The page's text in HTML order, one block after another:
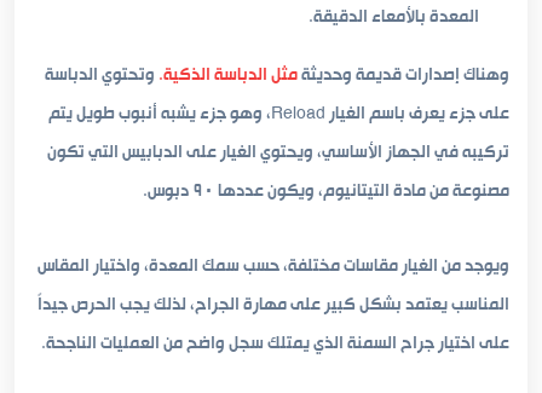
المعدة بالأمعاء الدقيقة.
وهناك إصدارات قديمة وحديثةمثل الدباسة الذكية. وتحتوي الدباسة
على جزء يعرف باسم الغيار Reload، وهو جزء يشبه أنبوب طويل يتم
تركيبه في الجهاز الأساسي، ويحتوي الغيار على الدبابيس التي تكون
مصنوعة من مادة التيتانيوم، ويكون عددها ٩٠ دبوس.
ويوجد من الغيار مقاسات مختلفة، حسب سمك المعدة، واختيار المقاس
المناسب يعتمد بشكل كبير على مهارة الجراح، لذلك يجب الحرص جيداً
على اختيار جراح السمنة الذي يمتلك سجل واضح من العمليات الناجحة.